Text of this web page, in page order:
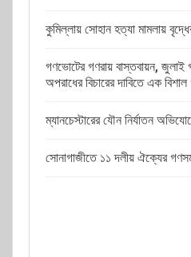
কুমিল্লায় সোহান হত্যা মামলায়
গণভোটের গণরায় বাস্তবায়ন, জুলাই
অপরাধের বিচারের দাবিতে এক
ম্যানচেস্টারের যৌন নির্যাতন
সোনাগাজীতে ১১ দলীয় ঐক্যের